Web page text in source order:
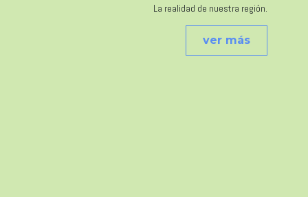
La realidad de nuestra región.
ver más